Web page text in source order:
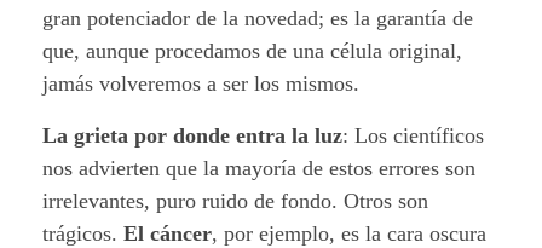
gran potenciador de la novedad; es la garantía de
que, aunque procedamos de una célula original,
jamás volveremos a ser los mismos.
La grieta por donde entra la luz: Los científicos
nos advierten que la mayoría de estos errores son
irrelevantes, puro ruido de fondo. Otros son
trágicos. El cáncer, por ejemplo, es la cara oscura